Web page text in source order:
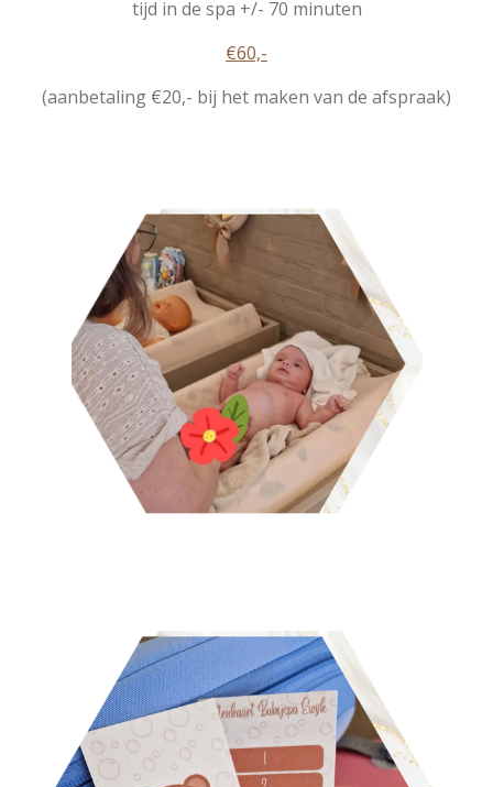
tijd in de spa +/- 70 minuten
€60,-
(aanbetaling €20,- bij het maken van de afspraak)